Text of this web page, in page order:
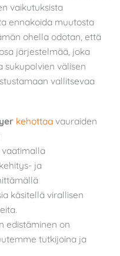
vaikutuksista
ennakoida muutosta
ohella odotan, että
järjestelmää, joka
sukupolvien välisen
vallitsevaa
kehottaa vauraiden
ja
käsitellä virallisen
edistäminen on
tutkijoina ja